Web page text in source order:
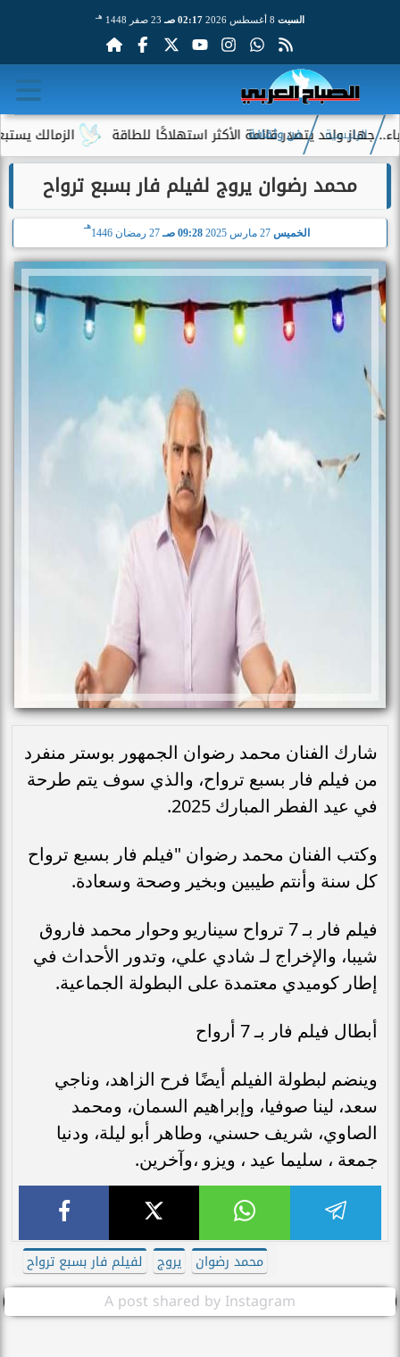
السبت 02:17 صـ 23 صفر 1448 هـ
الزمالك يستبعد 4 لاعبين شباب من حساباته في الموسم الجديد واحد يتصدر قائمة الأكثر استهلاكًا للطاقة
الرئيسية فن وثقافة
محمد رضوان يروج لفيلم فار بسبع ترواح
الخميس 27 مارس 2025 09:28 صـ 27 رمضان 1446
هـ
شارك الفنان محمد رضوان الجمهور بوستر منفرد
من فيلم فار بسبع ترواح، والذي سوف يتم طرحة
في عيد الفطر المبارك 2025.
وكتب الفنان محمد رضوان "فيلم فار بسبع ترواح
كل سنة وأنتم طيبين وبخير وصحة وسعادة.
فيلم فار بـ 7 ترواح سيناريو وحوار محمد فاروق
شيبا، والإخراج لـ شادي علي، وتدور الأحداث في
إطار كوميدي معتمدة على البطولة الجماعية.
أبطال فيلم فار بـ 7 أرواح
وينضم لبطولة الفيلم أيضًا فرح الزاهد، وناجي
سعد، لينا صوفيا، وإبراهيم السمان، ومحمد
الصاوي، شريف حسني، وطاهر أبو ليلة، ودنيا
جمعة ، سليما عيد ، ويزو ،وآخرين.
محمد رضوان يروج لفيلم فار بسبع ترواح
A post shared by Instagram